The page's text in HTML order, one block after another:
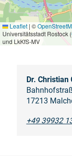
Leaflet | ©
Universitätsstadt Rostock (
und LkKfS-MV
Dr. Christian
17213
+49 39932